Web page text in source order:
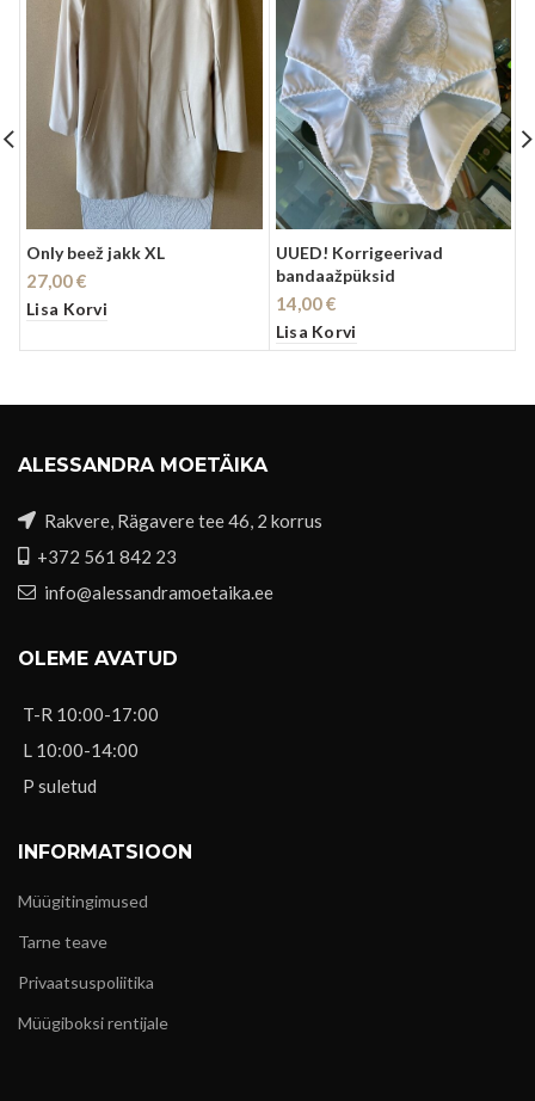
Only beež jakk XL
27,00€
Lisa Korvi
UUED! Korrigeerivad
bandaažpüksid
14,00€
Lisa Korvi
ALESSANDRA MOETÄIKA
Rakvere, Rägavere tee 46, 2 korrus
+372 561 842 23
info@alessandramoetaika.ee
OLEME AVATUD
T-R 10:00-17:00
L 10:00-14:00
P suletud
INFORMATSIOON
Müügitingimused
Tarne teave
Privaatsuspoliitika
Müügiboksi rentijale